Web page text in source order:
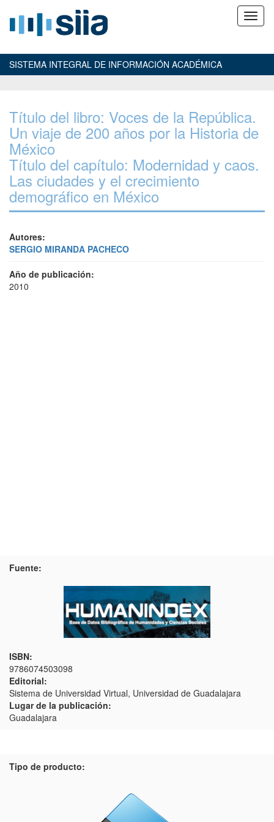
SISTEMA INTEGRAL DE INFORMACIÓN ACADÉMICA
Título del libro: Voces de la República.
Un viaje de 200 años por la Historia de
México
Título del capítulo: Modernidad y caos.
Las ciudades y el crecimiento
demográfico en México
Autores:
SERGIO MIRANDA PACHECO
Año de publicación:
2010
Fuente:
ISBN:
9786074503098
Editorial:
Sistema de Universidad Virtual, Universidad de Guadalajara
Lugar de la publicación:
Guadalajara
Tipo de producto: